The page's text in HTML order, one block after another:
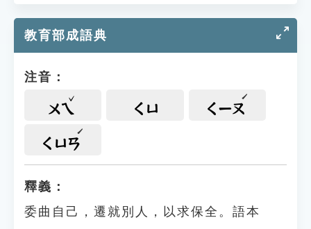
教育部成語典
注音：
ㄨㄟ ㄑㄩ ㄑㄧㄡ
ㄑㄩㄢ
釋義：
委曲自己，遷就別人，以求保全。語本